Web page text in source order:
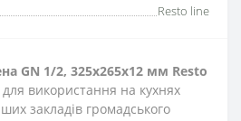
Resto line
GN 1/2, 325х265х12 мм Resto
для використання на кухнях
закладів громадського